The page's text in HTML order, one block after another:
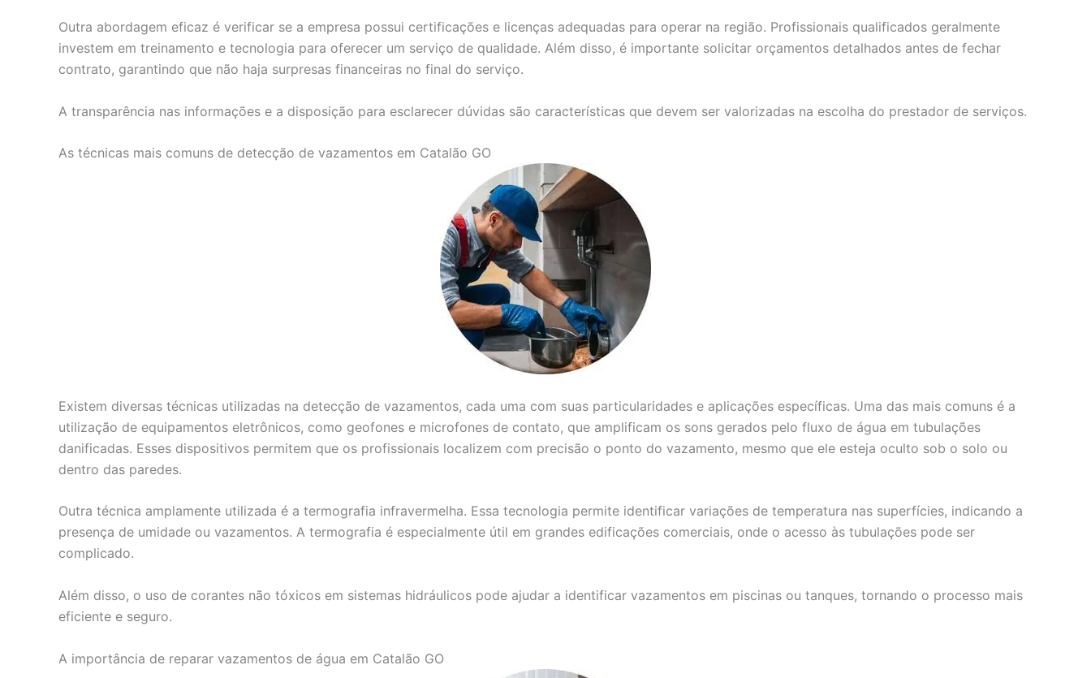
Outra abordagem eficaz é verificar se a empresa possui certificações e licenças adequadas para operar na região. Profissionais qualificados geralmente
investem em treinamento e tecnologia para oferecer um serviço de qualidade. Além disso, é importante solicitar orçamentos detalhados antes de fechar
contrato, garantindo que não haja surpresas financeiras no final do serviço.
A transparência nas informações e a disposição para esclarecer dúvidas são características que devem ser valorizadas na escolha do prestador de serviços.
As técnicas mais comuns de detecção de vazamentos em Catalão GO
Existem diversas técnicas utilizadas na detecção de vazamentos, cada uma com suas particularidades e aplicações específicas. Uma das mais comuns é a
utilização de equipamentos eletrônicos, como geofones e microfones de contato, que amplificam os sons gerados pelo fluxo de água em tubulações
danificadas. Esses dispositivos permitem que os profissionais localizem com precisão o ponto do vazamento, mesmo que ele esteja oculto sob o solo ou
dentro das paredes.
Outra técnica amplamente utilizada é a termografia infravermelha. Essa tecnologia permite identificar variações de temperatura nas superfícies, indicando a
presença de umidade ou vazamentos. A termografia é especialmente útil em grandes edificações comerciais, onde o acesso às tubulações pode ser
complicado.
Além disso, o uso de corantes não tóxicos em sistemas hidráulicos pode ajudar a identificar vazamentos em piscinas ou tanques, tornando o processo mais
eficiente e seguro.
A importância de reparar vazamentos de água em Catalão GO